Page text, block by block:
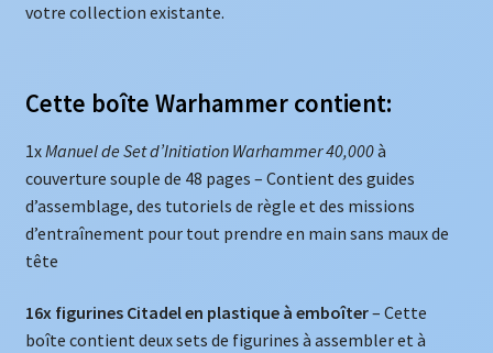
votre collection existante.
Cette boîte Warhammer contient:
1xManuel de Set d’Initiation Warhammer 40,000à
couverture souple de 48 pages – Contient des guides
d’assemblage, des tutoriels de règle et des missions
d’entraînement pour tout prendre en main sans maux de
tête
16x figurines Citadel en plastique à emboîter– Cette
boîte contient deux sets de figurines à assembler et à